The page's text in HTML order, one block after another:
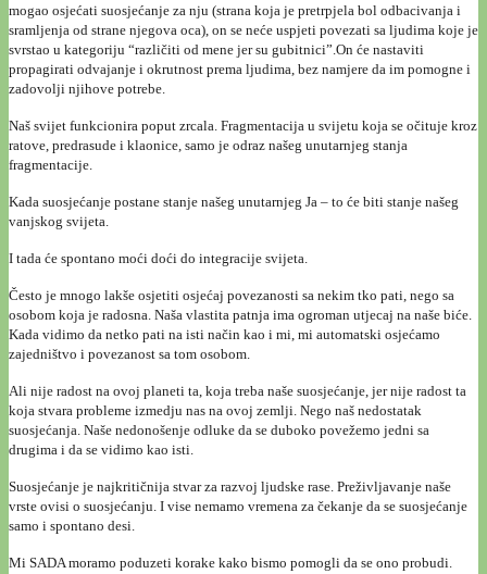
mogao osjećati suosjećanje za nju (strana koja je pretrpjela bol odbacivanja i
sramljenja od strane njegova oca), on se neće uspjeti povezati sa ljudima koje je
svrstao u kategoriju “različiti od mene jer su gubitnici”.On će nastaviti
propagirati odvajanje i okrutnost prema ljudima, bez namjere da im pomogne i
zadovolji njihove potrebe.
Naš svijet funkcionira poput zrcala. Fragmentacija u svijetu koja se očituje kroz
ratove, predrasude i klaonice, samo je odraz našeg unutarnjeg stanja
fragmentacije.
Kada suosjećanje postane stanje našeg unutarnjeg Ja – to će biti stanje našeg
vanjskog svijeta.
I tada će spontano moći doći do integracije svijeta.
Često je mnogo lakše osjetiti osjećaj povezanosti sa nekim tko pati, nego sa
osobom koja je radosna. Naša vlastita patnja ima ogroman utjecaj na naše biće.
Kada vidimo da netko pati na isti način kao i mi, mi automatski osjećamo
zajedništvo i povezanost sa tom osobom.
Ali nije radost na ovoj planeti ta, koja treba naše suosjećanje, jer nije radost ta
koja stvara probleme izmedju nas na ovoj zemlji. Nego naš nedostatak
suosjećanja. Naše nedonošenje odluke da se duboko povežemo jedni sa
drugima i da se vidimo kao isti.
Suosjećanje je najkritičnija stvar za razvoj ljudske rase. Preživljavanje naše
vrste ovisi o suosjećanju. I vise nemamo vremena za čekanje da se suosjećanje
samo i spontano desi.
Mi SADA moramo poduzeti korake kako bismo pomogli da se ono probudi.